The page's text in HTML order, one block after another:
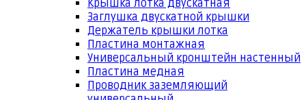
Крышка лотка двускатная
Заглушка двускатной крышки
Держатель крышки лотка
Пластина монтажная
Универсальный кронштейн настенный
Пластина медная
Проводник заземляющий